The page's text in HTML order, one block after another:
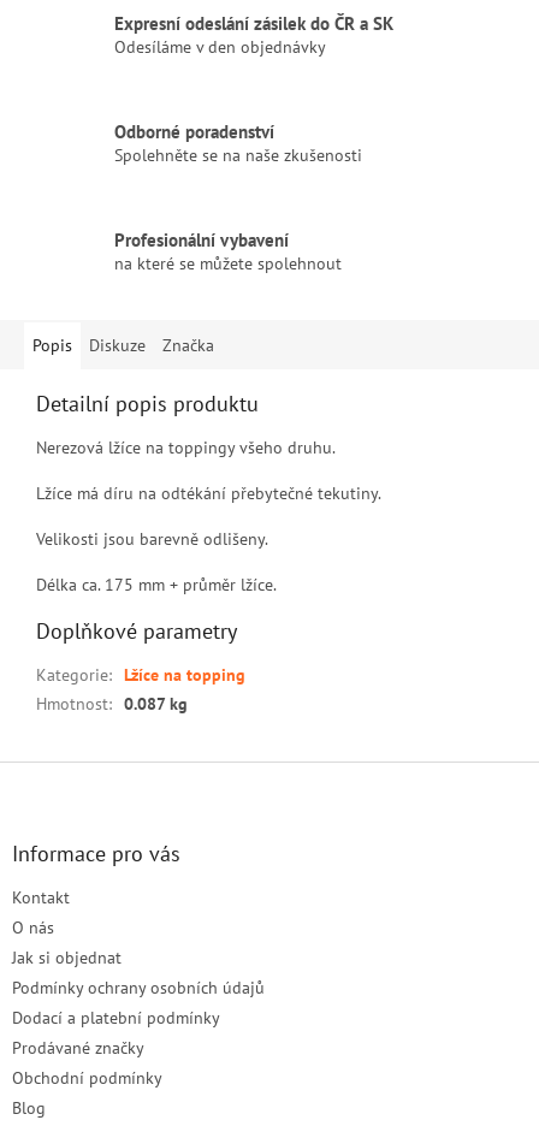
Expresní odeslání zásilek do ČR a SK
Odesíláme v den objednávky
Odborné poradenství
Spolehněte se na naše zkušenosti
Profesionální vybavení
na které se můžete spolehnout
Popis Diskuze Značka
Detailní popis produktu
Nerezová lžíce na toppingy všeho druhu.
Lžíce má díru na odtékání přebytečné tekutiny.
Velikosti jsou barevně odlišeny.
Délka ca. 175 mm + průměr lžíce.
Doplňkové parametry
Kategorie: Lžíce na topping
Hmotnost: 0.087 kg
Informace pro vás
Kontakt
O nás
Jak si objednat
Podmínky ochrany osobních údajů
Dodací a platební podmínky
Prodávané značky
Obchodní podmínky
Blog